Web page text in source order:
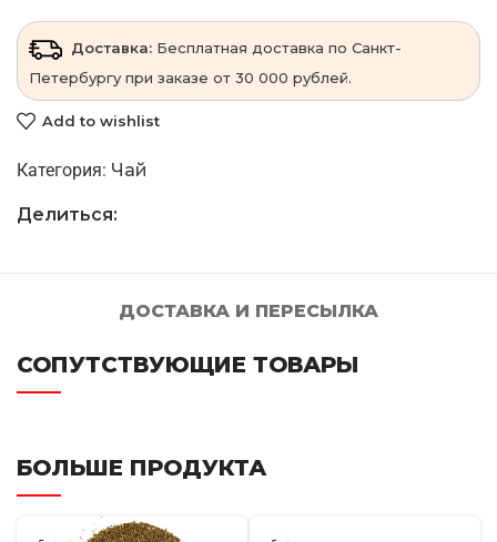
Доставка: Бесплатная доставка по Санкт-
Петербургу при заказе от 30 000 рублей.
Add to wishlist
Категория: Чай
Делиться:
ДОСТАВКА И ПЕРЕСЫЛКА
СОПУТСТВУЮЩИЕ ТОВАРЫ
БОЛЬШЕ ПРОДУКТА